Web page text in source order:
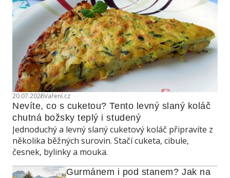
20.07.2026Vaření.cz
Nevíte, co s cuketou? Tento levný slaný koláč
chutná božsky teplý i studený
Jednoduchý a levný slaný cuketový koláč připravíte z
několika běžných surovin. Stačí cuketa, cibule,
česnek, bylinky a mouka.
Gurmánem i pod stanem? Jak na